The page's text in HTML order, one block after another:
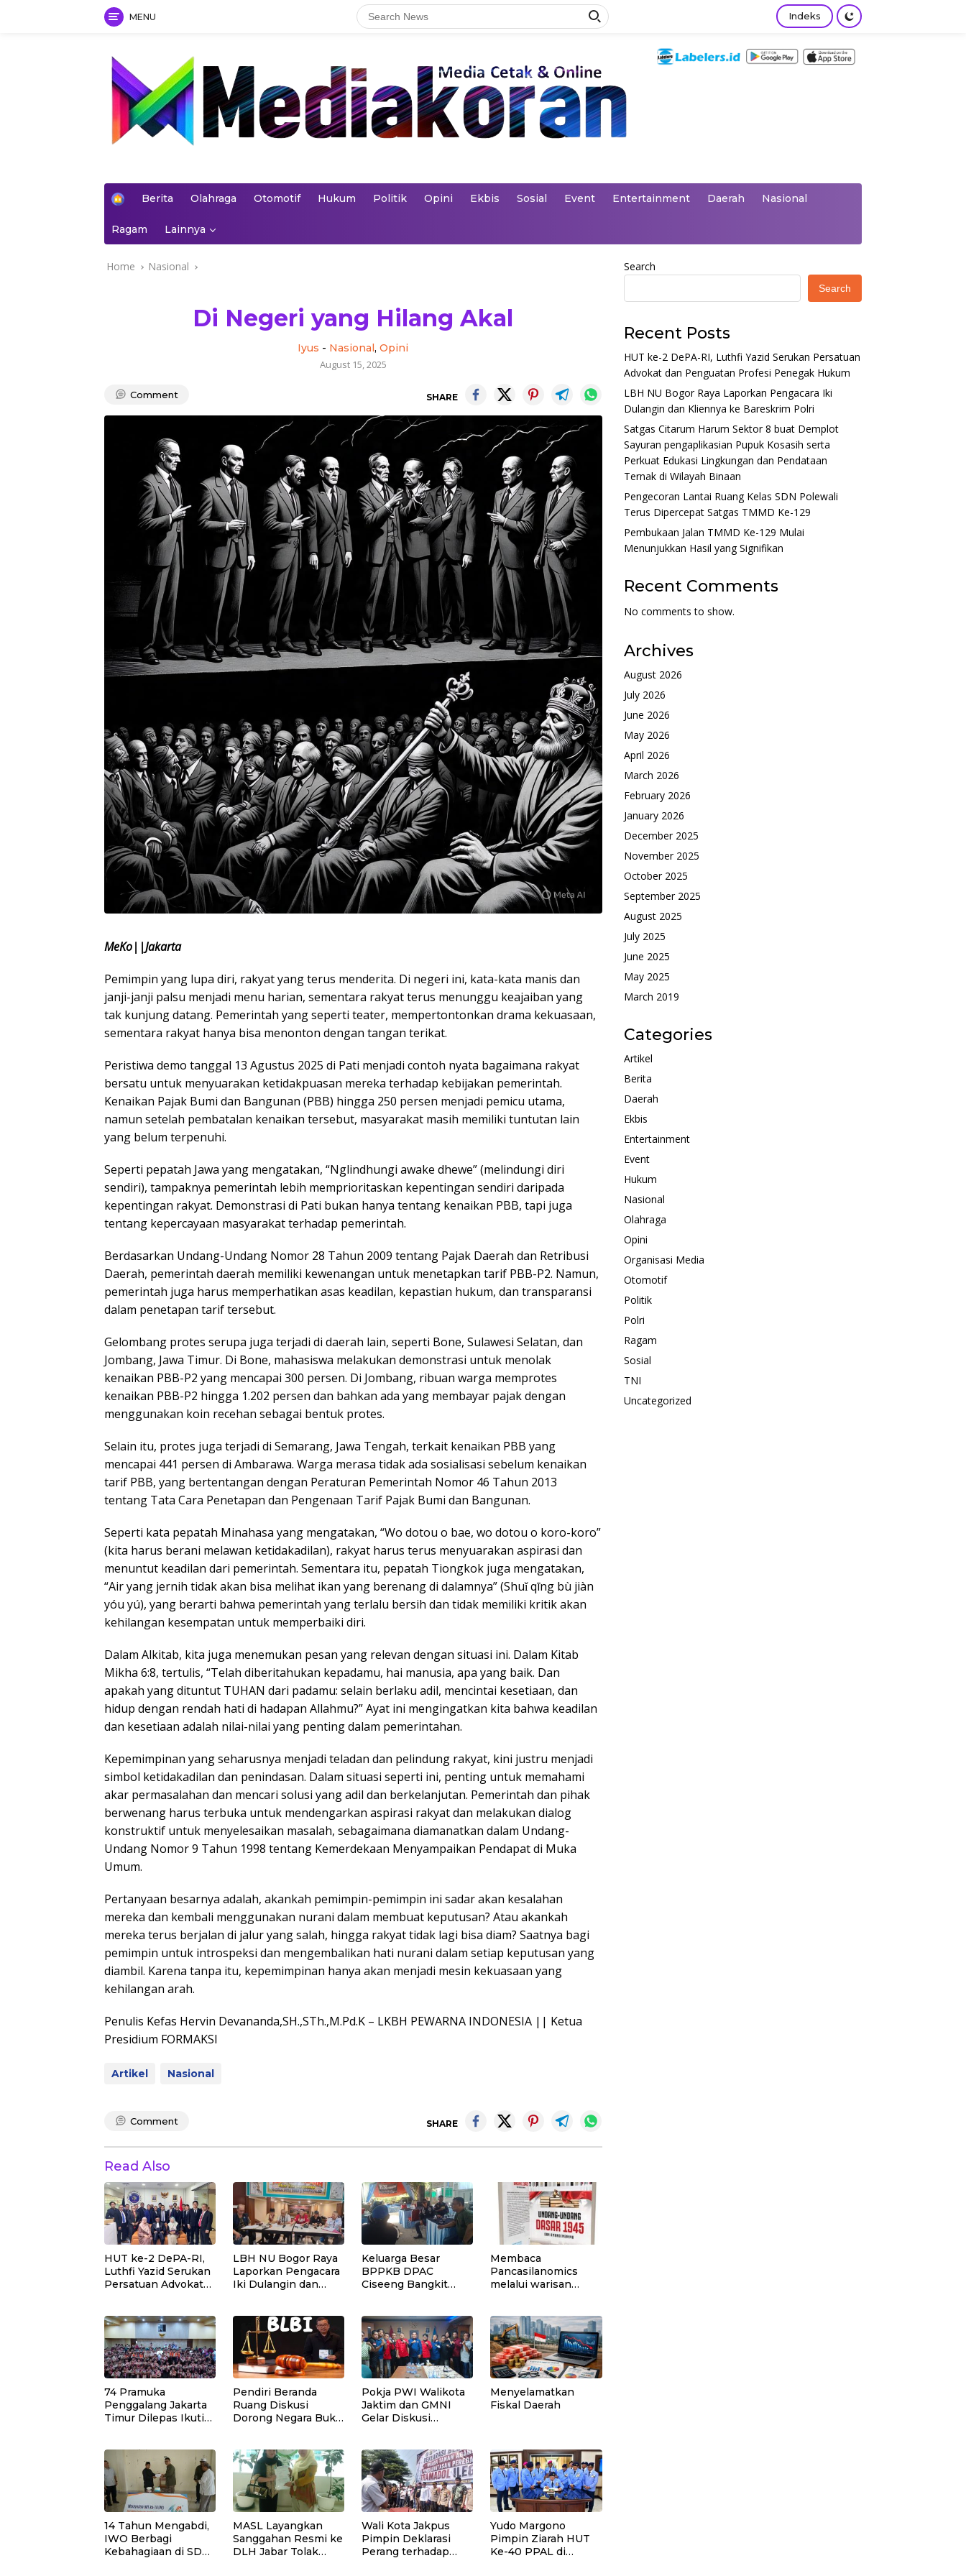
MENU Indeks
H
e
Berita Olahraga Otomotif Hukum Politik Opini Ekbis Sosial Event Entertainment Daerah Nasional
Ragam Lainnya
Home Nasional
Di Negeri yang Hilang Akal
Iyus - Nasional,Opini
August 15, 2025
Comment SHARE
MeKo||Jakarta
Pemimpin yang lupa diri, rakyat yang terus menderita. Di negeri ini, kata-kata manis dan
janji-janji palsu menjadi menu harian, sementara rakyat terus menunggu keajaiban yang
tak kunjung datang. Pemerintah yang seperti teater, mempertontonkan drama kekuasaan,
sementara rakyat hanya bisa menonton dengan tangan terikat.
Peristiwa demo tanggal 13 Agustus 2025 di Pati menjadi contoh nyata bagaimana rakyat
bersatu untuk menyuarakan ketidakpuasan mereka terhadap kebijakan pemerintah.
Kenaikan Pajak Bumi dan Bangunan (PBB) hingga 250 persen menjadi pemicu utama,
namun setelah pembatalan kenaikan tersebut, masyarakat masih memiliki tuntutan lain
yang belum terpenuhi.
Seperti pepatah Jawa yang mengatakan, “Nglindhungi awake dhewe” (melindungi diri
sendiri), tampaknya pemerintah lebih memprioritaskan kepentingan sendiri daripada
kepentingan rakyat. Demonstrasi di Pati bukan hanya tentang kenaikan PBB, tapi juga
tentang kepercayaan masyarakat terhadap pemerintah.
Berdasarkan Undang-Undang Nomor 28 Tahun 2009 tentang Pajak Daerah dan Retribusi
Daerah, pemerintah daerah memiliki kewenangan untuk menetapkan tarif PBB-P2. Namun,
pemerintah juga harus memperhatikan asas keadilan, kepastian hukum, dan transparansi
dalam penetapan tarif tersebut.
Gelombang protes serupa juga terjadi di daerah lain, seperti Bone, Sulawesi Selatan, dan
Jombang, Jawa Timur. Di Bone, mahasiswa melakukan demonstrasi untuk menolak
kenaikan PBB-P2 yang mencapai 300 persen. Di Jombang, ribuan warga memprotes
kenaikan PBB-P2 hingga 1.202 persen dan bahkan ada yang membayar pajak dengan
menggunakan koin recehan sebagai bentuk protes.
Selain itu, protes juga terjadi di Semarang, Jawa Tengah, terkait kenaikan PBB yang
mencapai 441 persen di Ambarawa. Warga merasa tidak ada sosialisasi sebelum kenaikan
tarif PBB, yang bertentangan dengan Peraturan Pemerintah Nomor 46 Tahun 2013
tentang Tata Cara Penetapan dan Pengenaan Tarif Pajak Bumi dan Bangunan.
Seperti kata pepatah Minahasa yang mengatakan, “Wo dotou o bae, wo dotou o koro-koro”
(kita harus berani melawan ketidakadilan), rakyat harus terus menyuarakan aspirasi dan
menuntut keadilan dari pemerintah. Sementara itu, pepatah Tiongkok juga mengatakan,
“Air yang jernih tidak akan bisa melihat ikan yang berenang di dalamnya” (Shuǐ qīng bù jiàn
yóu yú), yang berarti bahwa pemerintah yang terlalu bersih dan tidak memiliki kritik akan
kehilangan kesempatan untuk memperbaiki diri.
Dalam Alkitab, kita juga menemukan pesan yang relevan dengan situasi ini. Dalam Kitab
Mikha 6:8, tertulis, “Telah diberitahukan kepadamu, hai manusia, apa yang baik. Dan
apakah yang dituntut TUHAN dari padamu: selain berlaku adil, mencintai kesetiaan, dan
hidup dengan rendah hati di hadapan Allahmu?” Ayat ini mengingatkan kita bahwa keadilan
dan kesetiaan adalah nilai-nilai yang penting dalam pemerintahan.
Kepemimpinan yang seharusnya menjadi teladan dan pelindung rakyat, kini justru menjadi
simbol ketidakadilan dan penindasan. Dalam situasi seperti ini, penting untuk memahami
akar permasalahan dan mencari solusi yang adil dan berkelanjutan. Pemerintah dan pihak
berwenang harus terbuka untuk mendengarkan aspirasi rakyat dan melakukan dialog
konstruktif untuk menyelesaikan masalah, sebagaimana diamanatkan dalam Undang-
Undang Nomor 9 Tahun 1998 tentang Kemerdekaan Menyampaikan Pendapat di Muka
Umum.
Pertanyaan besarnya adalah, akankah pemimpin-pemimpin ini sadar akan kesalahan
mereka dan kembali menggunakan nurani dalam membuat keputusan? Atau akankah
mereka terus berjalan di jalur yang salah, hingga rakyat tidak lagi bisa diam? Saatnya bagi
pemimpin untuk introspeksi dan mengembalikan hati nurani dalam setiap keputusan yang
diambil. Karena tanpa itu, kepemimpinan hanya akan menjadi mesin kekuasaan yang
kehilangan arah.
Penulis Kefas Hervin Devananda,SH.,STh.,M.Pd.K – LKBH PEWARNA INDONESIA || Ketua
Presidium FORMAKSI
Artikel Nasional
Comment SHARE
Read Also
HUT ke-2 DePA-RI,
Luthfi Yazid Serukan
Persatuan Advokat
Hukum
LBH NU Bogor Raya
Laporkan Pengacara
Iki Dulangin dan
Keluarga Besar
BPPKB DPAC
Ciseeng Bangkit
Hidayat, SH (Reza)
Membaca
Pancasilanomics
melalui warisan
Nasional
74 Pramuka
Penggalang Jakarta
Timur Dilepas Ikuti
Pendiri Beranda
Ruang Diskusi
Dorong Negara Buka
Pokja PWI Walikota
Jaktim dan GMNI
Gelar Diskusi
Bermedia Sosial
Menyelamatkan
Fiskal Daerah
14 Tahun Mengabdi,
IWO Berbagi
Kebahagiaan di SD
MASL Layangkan
Sanggahan Resmi ke
DLH Jabar Tolak
Wali Kota Jakpus
Pimpin Deklarasi
Perang terhadap
Yudo Margono
Pimpin Ziarah HUT
Ke-40 PPAL di
Search
Search
Recent Posts
HUT ke-2 DePA-RI, Luthfi Yazid Serukan Persatuan
Advokat dan Penguatan Profesi Penegak Hukum
LBH NU Bogor Raya Laporkan Pengacara Iki
Dulangin dan Kliennya ke Bareskrim Polri
Satgas Citarum Harum Sektor 8 buat Demplot
Sayuran pengaplikasian Pupuk Kosasih serta
Perkuat Edukasi Lingkungan dan Pendataan
Ternak di Wilayah Binaan
Pengecoran Lantai Ruang Kelas SDN Polewali
Terus Dipercepat Satgas TMMD Ke-129
Pembukaan Jalan TMMD Ke-129 Mulai
Menunjukkan Hasil yang Signifikan
Recent Comments
No comments to show.
Archives
August 2026
July 2026
June 2026
May 2026
April 2026
March 2026
February 2026
January 2026
December 2025
November 2025
October 2025
September 2025
August 2025
July 2025
June 2025
May 2025
March 2019
Categories
Artikel
Berita
Daerah
Ekbis
Entertainment
Event
Hukum
Nasional
Olahraga
Opini
Organisasi Media
Otomotif
Politik
Polri
Ragam
Sosial
TNI
Uncategorized